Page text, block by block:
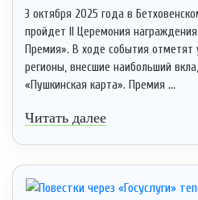
3 октября 2025 года в
пройдет II Церемония
Премия». В ходе события отметят
регионы, внесшие наибольший
«Пушкинская карта». Премия ...
Читать далее